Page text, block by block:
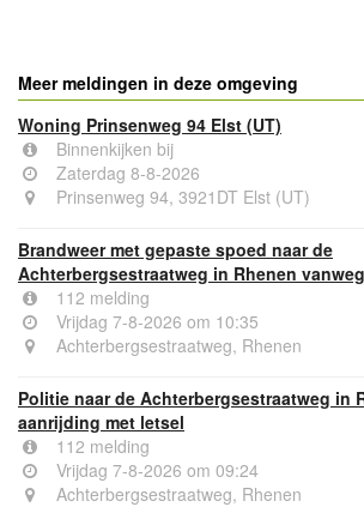
Meer meldingen in deze omgeving
Woning Prinsenweg 94 Elst (UT)
Binnenkijken bij
Zaterdag 8-8-2026
Prinsenweg 94, 3921DT Elst (UT)
Brandweer met gepaste spoed naar de
Achterbergsestraatweg in Rhenen
112 melding
Vrijdag 7-8-2026 om 10:35
Achterbergsestraatweg, Rhenen
Politie naar de Achterbergsestraatweg in
aanrijding met letsel
112 melding
Vrijdag 7-8-2026 om 09:24
Achterbergsestraatweg, Rhenen